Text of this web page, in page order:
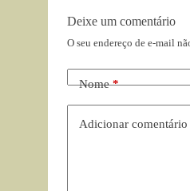
Deixe um comentário
O seu endereço de e-mail
Nome*
Adicionar comentário